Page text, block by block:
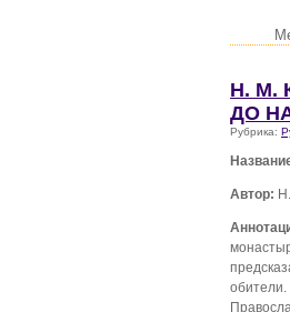
Н. М.
ДО
Рубрика:
Автор: